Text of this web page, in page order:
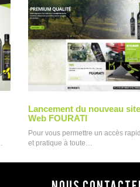
Lancement du nouveau site
Web FOURATI
Pour vous permettre un accès
et pratique à toute…